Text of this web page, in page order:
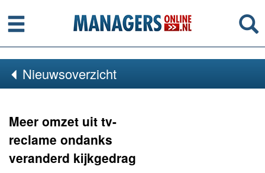
Menu
Nieuwsoverzicht
Meer omzet uit tv-
reclame ondanks
veranderd kijkgedrag